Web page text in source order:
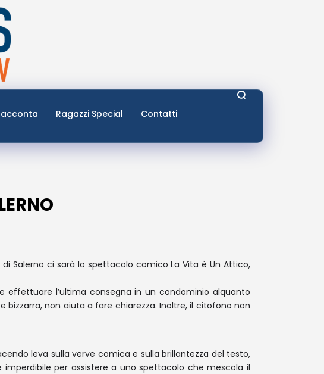
Ragazzi Special Contatti
Salerno ci sarà lo spettacolo comico La Vita è Un Attico,
effettuare l’ultima consegna in un condominio alquanto
non aiuta a fare chiarezza. Inoltre, il citofono non
leva sulla verve comica e sulla brillantezza del testo,
per assistere a uno spettacolo che mescola il